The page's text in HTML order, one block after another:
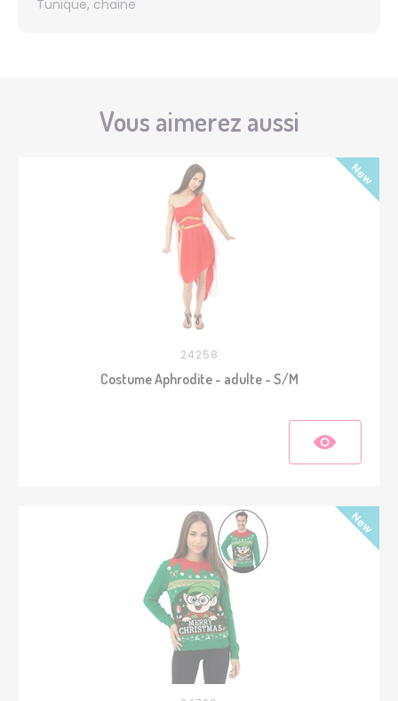
Tunique, chaine
Vous aimerez aussi
24258
Costume Aphrodite - adulte - S/M